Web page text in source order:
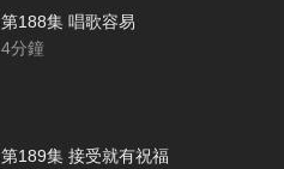
第188集 唱歌容易
4分鐘
第189集 接受就有祝福